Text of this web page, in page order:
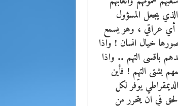
يجعل المسؤول
أي عراقي ، وهو يسمع
خيال انسان ! واذا
باقسى التهم .. واذا
بشتى التهم ! فأين
يوّفر لكل
في ان يتحرر من